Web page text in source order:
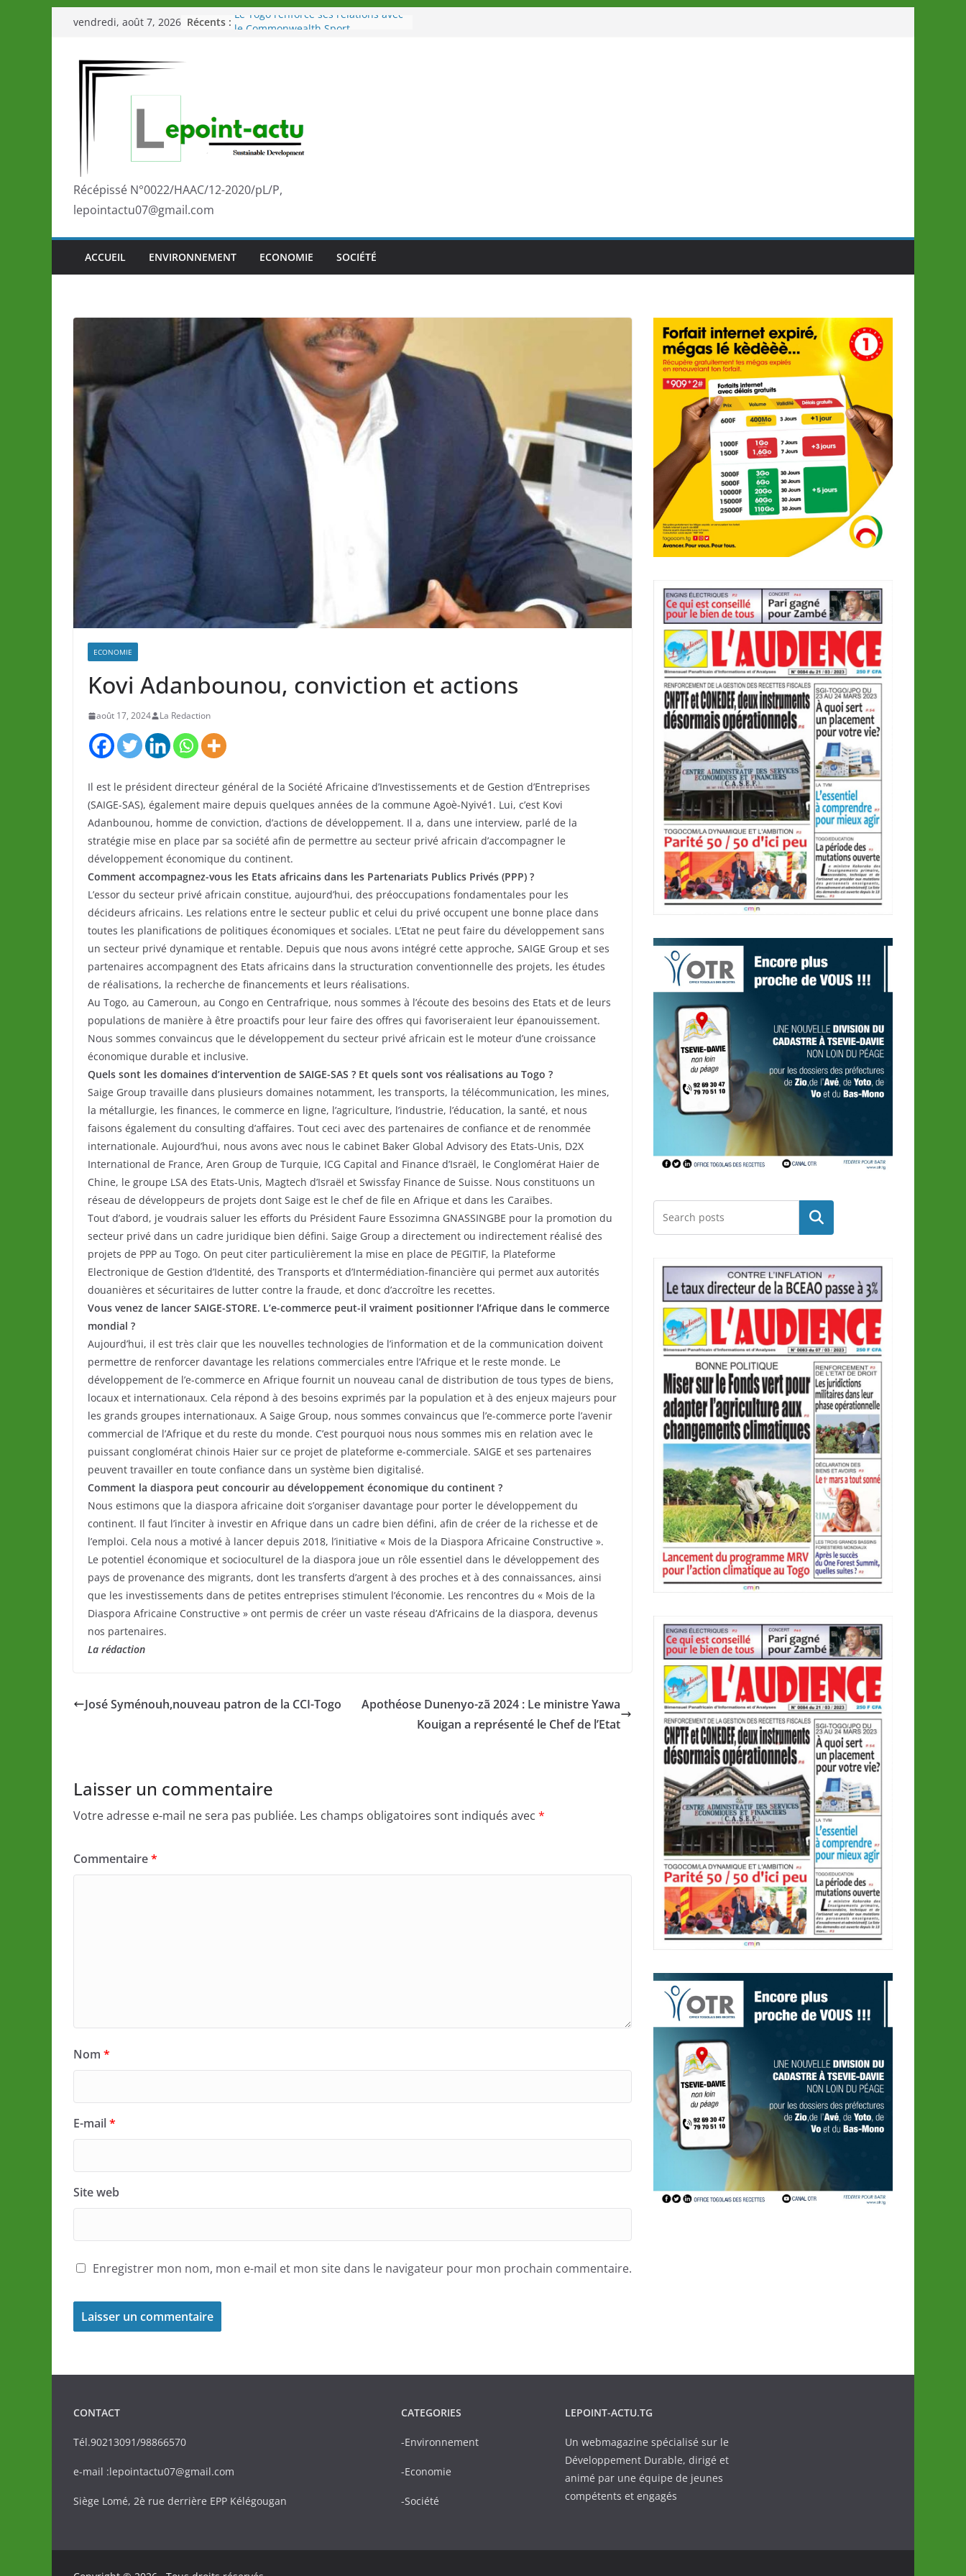
Passer
contenu
vendredi, août 7, 2026 Récents : Le Togo renforce ses relations avec
marque de confiance au Togo sur
la scène internationale au-delà des
performances de ses athlètes
développement?
Récépissé N°0022/HAAC/12-2020/pL/P,
lepointactu07@gmail.com
ACCUEIL ENVIRONNEMENT ECONOMIE SOCIÉTÉ
ECONOMIE
Kovi Adanbounou, conviction et actions
août 17, 2024 La Redaction
Il est le président directeur général de la Société Africaine d’Investissements et de Gestion d’Entreprises
(SAIGE-SAS), également maire depuis quelques années de la commune Agoè-Nyivé1. Lui, c’est Kovi
Adanbounou, homme de conviction, d’actions de développement. Il a, dans une interview, parlé de la
stratégie mise en place par sa société afin de permettre au secteur privé africain d’accompagner le
développement économique du continent.
Comment accompagnez-vous les Etats africains dans les Partenariats Publics Privés (PPP) ?
L’essor du secteur privé africain constitue, aujourd’hui, des préoccupations fondamentales pour les
décideurs africains. Les relations entre le secteur public et celui du privé occupent une bonne place dans
toutes les planifications de politiques économiques et sociales. L’Etat ne peut faire du développement sans
un secteur privé dynamique et rentable. Depuis que nous avons intégré cette approche, SAIGE Group et ses
partenaires accompagnent des Etats africains dans la structuration conventionnelle des projets, les études
de réalisations, la recherche de financements et leurs réalisations.
Au Togo, au Cameroun, au Congo en Centrafrique, nous sommes à l’écoute des besoins des Etats et de leurs
populations de manière à être proactifs pour leur faire des offres qui favoriseraient leur épanouissement.
Nous sommes convaincus que le développement du secteur privé africain est le moteur d’une croissance
économique durable et inclusive.
Quels sont les domaines d’intervention de SAIGE-SAS ? Et quels sont vos réalisations au Togo ?
Saige Group travaille dans plusieurs domaines notamment, les transports, la télécommunication, les mines,
la métallurgie, les finances, le commerce en ligne, l’agriculture, l’industrie, l’éducation, la santé, et nous
faisons également du consulting d’affaires. Tout ceci avec des partenaires de confiance et de renommée
internationale. Aujourd’hui, nous avons avec nous le cabinet Baker Global Advisory des Etats-Unis, D2X
International de France, Aren Group de Turquie, ICG Capital and Finance d’Israël, le Conglomérat Haier de
Chine, le groupe LSA des Etats-Unis, Magtech d’Israël et Swissfay Finance de Suisse. Nous constituons un
réseau de développeurs de projets dont Saige est le chef de file en Afrique et dans les Caraïbes.
Tout d’abord, je voudrais saluer les efforts du Président Faure Essozimna GNASSINGBE pour la promotion du
secteur privé dans un cadre juridique bien défini. Saige Group a directement ou indirectement réalisé des
projets de PPP au Togo. On peut citer particulièrement la mise en place de PEGITIF, la Plateforme
Electronique de Gestion d’Identité, des Transports et d’Intermédiation-financière qui permet aux autorités
douanières et sécuritaires de lutter contre la fraude, et donc d’accroître les recettes.
Vous venez de lancer SAIGE-STORE. L’e-commerce peut-il vraiment positionner l’Afrique dans le commerce
mondial ?
Aujourd’hui, il est très clair que les nouvelles technologies de l’information et de la communication doivent
permettre de renforcer davantage les relations commerciales entre l’Afrique et le reste monde. Le
développement de l’e-commerce en Afrique fournit un nouveau canal de distribution de tous types de biens,
locaux et internationaux. Cela répond à des besoins exprimés par la population et à des enjeux majeurs pour
les grands groupes internationaux. A Saige Group, nous sommes convaincus que l’e-commerce porte l’avenir
commercial de l’Afrique et du reste du monde. C’est pourquoi nous nous sommes mis en relation avec le
puissant conglomérat chinois Haier sur ce projet de plateforme e-commerciale. SAIGE et ses partenaires
peuvent travailler en toute confiance dans un système bien digitalisé.
Comment la diaspora peut concourir au développement économique du continent ?
Nous estimons que la diaspora africaine doit s’organiser davantage pour porter le développement du
continent. Il faut l’inciter à investir en Afrique dans un cadre bien défini, afin de créer de la richesse et de
l’emploi. Cela nous a motivé à lancer depuis 2018, l’initiative « Mois de la Diaspora Africaine Constructive ».
Le potentiel économique et socioculturel de la diaspora joue un rôle essentiel dans le développement des
pays de provenance des migrants, dont les transferts d’argent à des proches et à des connaissances, ainsi
que les investissements dans de petites entreprises stimulent l’économie. Les rencontres du « Mois de la
Diaspora Africaine Constructive » ont permis de créer un vaste réseau d’Africains de la diaspora, devenus
nos partenaires.
La rédaction
José Syménouh,nouveau patron de la CCI-Togo
Apothéose Dunenyo-zã 2024 : Le ministre Yawa
Kouigan a représenté le Chef de l’Etat
Laisser un commentaire
Votre adresse e-mail ne sera pas publiée. Les champs obligatoires sont indiqués avec *
Commentaire*
Nom *
E-mail*
Site web
Enregistrer mon nom, mon e-mail et mon site dans le navigateur pour mon prochain commentaire.
Rechercher
CONTACT
Tél.90213091/98866570
e-mail :lepointactu07@gmail.com
Siège Lomé, 2è rue derrière EPP Kélégougan
CATEGORIES
-Environnement
-Economie
-Société
LEPOINT-ACTU.TG
Un webmagazine spécialisé sur le
Développement Durable, dirigé et
animé par une équipe de jeunes
compétents et engagés